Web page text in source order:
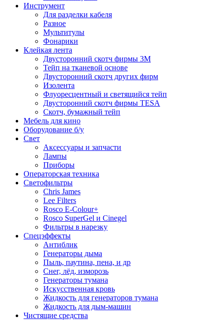
Инструмент
Для разделки кабеля
Разное
Мультитулы
Фонарики
Клейкая лента
Двусторонний скотч фирмы 3M
Тейп на тканевой основе
Двусторонний скотч других фирм
Изолента
Флуоресцентный и светящийся тейп
Двусторонний скотч фирмы TESA
Скотч, бумажный тейп
Мебель для кино
Оборудование б/у
Свет
Аксессуары и запчасти
Лампы
Приборы
Операторская техника
Светофильтры
Chris James
Lee Filters
Rosco E-Colour+
Rosco SuperGel и Cinegel
Фильтры в нарезку
Спецэффекты
Антиблик
Генераторы дыма
Пыль, паутина, пена, и др
Снег, лёд, изморозь
Генераторы тумана
Искусственная кровь
Жидкость для генераторов тумана
Жидкость для дым-машин
Чистящие средства